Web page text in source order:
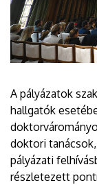
A pályázatok
hallgatók
doktori
pályázati
részletezett